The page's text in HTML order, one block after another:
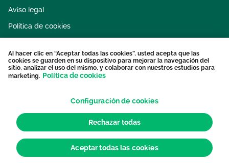
Aviso legal
Política de cookies
Protección datos personales
Contacto
© 2026 Sindicato de Enfermería. Todos los derechos reservados.
Al hacer clic en “Aceptar todas las cookies”, usted acepta que las
cookies se guarden en su dispositivo para mejorar la navegación del
sitio, analizar el uso del mismo, y colaborar con nuestros estudios para
marketing. Política de cookies
Configuración de cookies
Rechazar todas
Aceptar todas las cookies